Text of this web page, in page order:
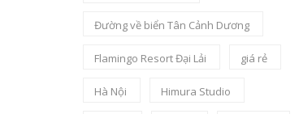
Đường về biển Tân Cảnh Dương
Flamingo Resort Đại Lải giá rẻ
Hà Nội Himura Studio